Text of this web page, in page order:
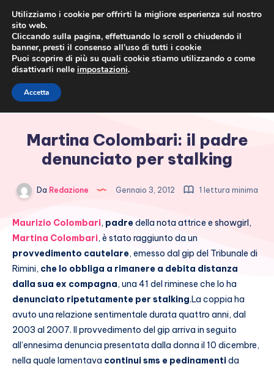
Martina Colombari: il padre
denunciato per stalking
Da Redazione Gennaio 3, 2012 1 lettura minima
Maurizio Colombari, padredella nota attrice e showgirl,
Martina Colombari, è stato raggiunto da un
provvedimento cautelare, emesso dal gip del Tribunale di
Rimini, che lo obbliga a rimanere a debita distanza
dalla sua ex compagna, una 41 del riminese che lo ha
denunciato ripetutamente per stalking.La coppia ha
avuto una relazione sentimentale durata quattro anni, dal
2003 al 2007. Il provvedimento del gip arriva in seguito
all’ennesima denuncia presentata dalla donna il 10 dicembre,
nella quale lamentava continui sms e pedinamentida
Utilizziamo i cookie per offrirti la migliore esperienza sul nostro
sito web.
Cliccando sulla pagina, effettuando lo scroll o chiudendo il
banner, presti il consenso all’uso di tutti i cookie
Puoi scoprire di più su quali cookie stiamo utilizzando o come
disattivarli nelle impostazioni.
Accetta